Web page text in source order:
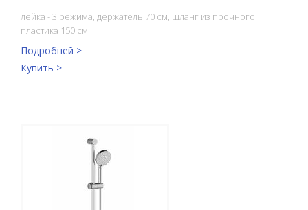
лейка - 3 режима, держатель 70 см, шланг из прочного
пластика 150 см
Подробней >
Купить >